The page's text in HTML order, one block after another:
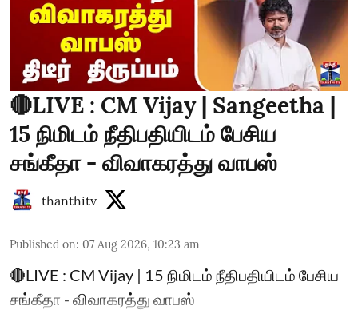
🔴LIVE : CM Vijay | Sangeetha |
15 நிமிடம் நீதிபதியிடம் பேசிய
சங்கீதா - விவாகரத்து வாபஸ்
thanthitv
Published on: 07 Aug 2026, 10:23 am
🔴LIVE : CM Vijay | 15 நிமிடம் நீதிபதியிடம் பேசிய
சங்கீதா - விவாகரத்து வாபஸ்